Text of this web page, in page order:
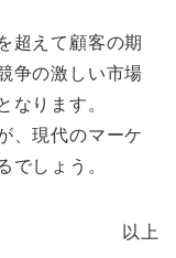
超えて顧客の期
争の激しい市場
なります。
、現代のマーケ
でしょう。
以上